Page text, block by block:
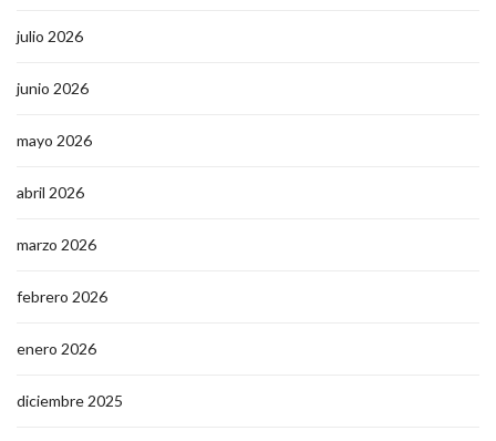
julio 2026
junio 2026
mayo 2026
abril 2026
marzo 2026
febrero 2026
enero 2026
diciembre 2025